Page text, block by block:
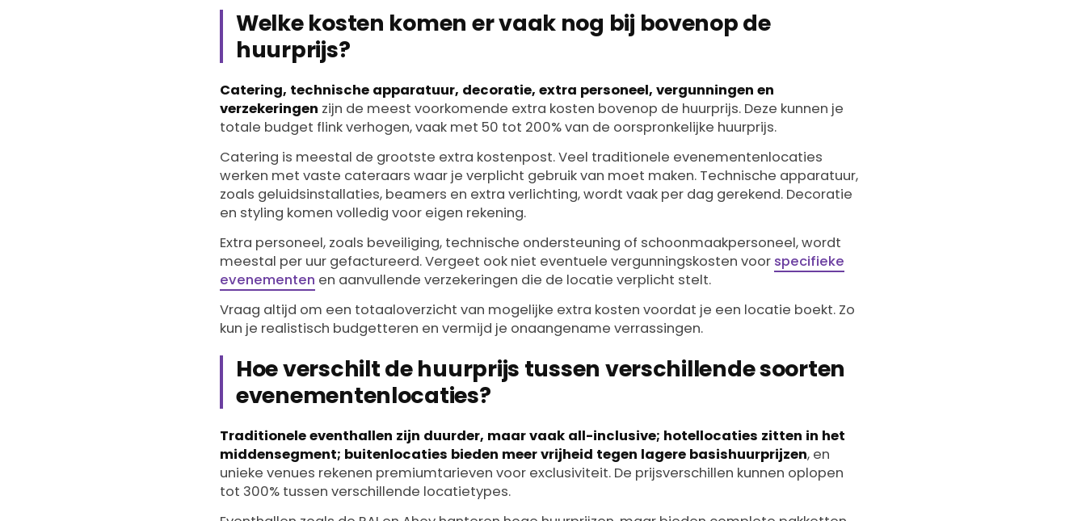
Welke kosten komen er vaak nog bij bovenop de
huurprijs?
Catering, technische apparatuur, decoratie, extra personeel, vergunningen en
verzekeringen zijn de meest voorkomende extra kosten bovenop de huurprijs. Deze kunnen je
totale budget flink verhogen, vaak met 50 tot 200% van de oorspronkelijke huurprijs.
Catering is meestal de grootste extra kostenpost. Veel traditionele evenementenlocaties
werken met vaste cateraars waar je verplicht gebruik van moet maken. Technische apparatuur,
zoals geluidsinstallaties, beamers en extra verlichting, wordt vaak per dag gerekend. Decoratie
en styling komen volledig voor eigen rekening.
Extra personeel, zoals beveiliging, technische ondersteuning of schoonmaakpersoneel, wordt
meestal per uur gefactureerd. Vergeet ook niet eventuele vergunningskosten voor specifieke
evenementen en aanvullende verzekeringen die de locatie verplicht stelt.
Vraag altijd om een totaaloverzicht van mogelijke extra kosten voordat je een locatie boekt. Zo
kun je realistisch budgetteren en vermijd je onaangename verrassingen.
Hoe verschilt de huurprijs tussen verschillende soorten
evenementenlocaties?
Traditionele eventhallen zijn duurder, maar vaak all-inclusive; hotellocaties zitten in het
middensegment; buitenlocaties bieden meer vrijheid tegen lagere basishuurprijzen, en
unieke venues rekenen premiumtarieven voor exclusiviteit. De prijsverschillen kunnen oplopen
tot 300% tussen verschillende locatietypes.